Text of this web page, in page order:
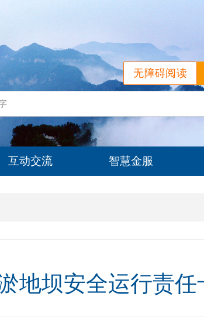
无障碍阅读
互动交流 智慧金服
地坝安全运行责任